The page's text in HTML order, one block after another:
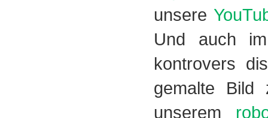
unsere
Und auch
kontrovers
gemalte Bild
unserem